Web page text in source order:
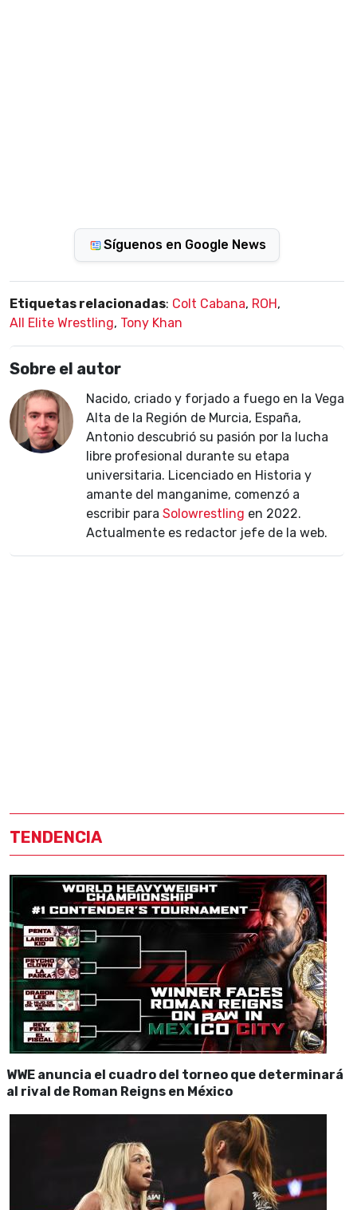
Síguenos en Google News
Etiquetas relacionadas: Colt Cabana, ROH ,
All Elite Wrestling, Tony Khan
Sobre el autor
Nacido, criado y forjado a fuego en la Vega
Alta de la Región de Murcia, España,
Antonio descubrió su pasión por la lucha
libre profesional durante su etapa
universitaria. Licenciado en Historia y
amante del manganime, comenzó a
escribir para Solowrestling en 2022.
Actualmente es redactor jefe de la web.
TENDENCIA
WWE anuncia el cuadro del torneo que determinará
al rival de Roman Reigns en México